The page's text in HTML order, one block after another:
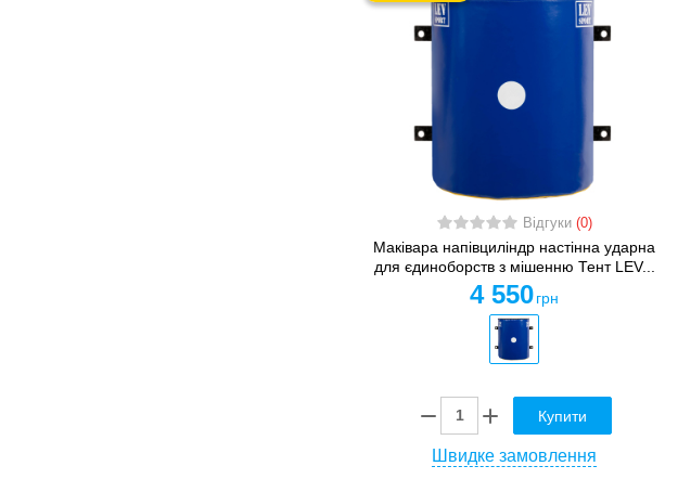
Відгуки (0)
Маківара напівциліндр настінна ударна
для єдиноборств з мішенню Тент LEV...
4 550 грн
Купити
Швидке замовлення